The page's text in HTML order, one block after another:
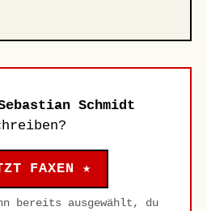
Schmidt
FAXEN ★
bereits ausgewählt, du